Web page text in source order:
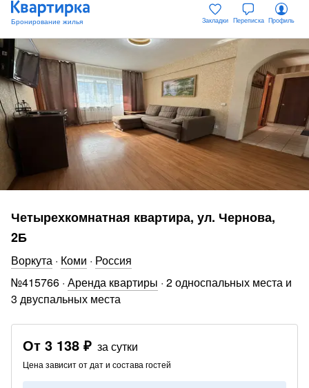
Закладки Переписка Профиль
Четырехкомнатная квартира, ул. Чернова,
2Б
Воркута · Коми · Россия
№415766 · Аренда квартиры · 2 односпальных места и
3 двуспальных места
От 3 138 ₽ за сутки
Цена зависит от дат и состава гостей